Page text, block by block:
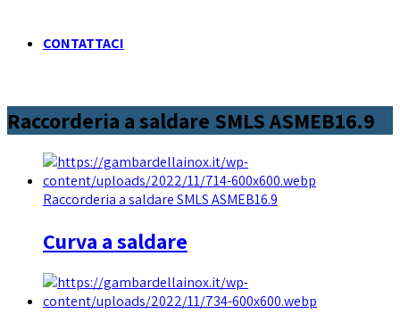
CONTATTACI
Raccorderia a saldare SMLS ASMEB16.9
Raccorderia a saldare SMLS ASMEB16.9
Curva a saldare